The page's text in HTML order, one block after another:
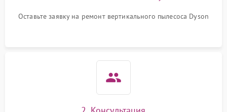
Оставьте заявку на ремонт вертикального пылесоса Dyson